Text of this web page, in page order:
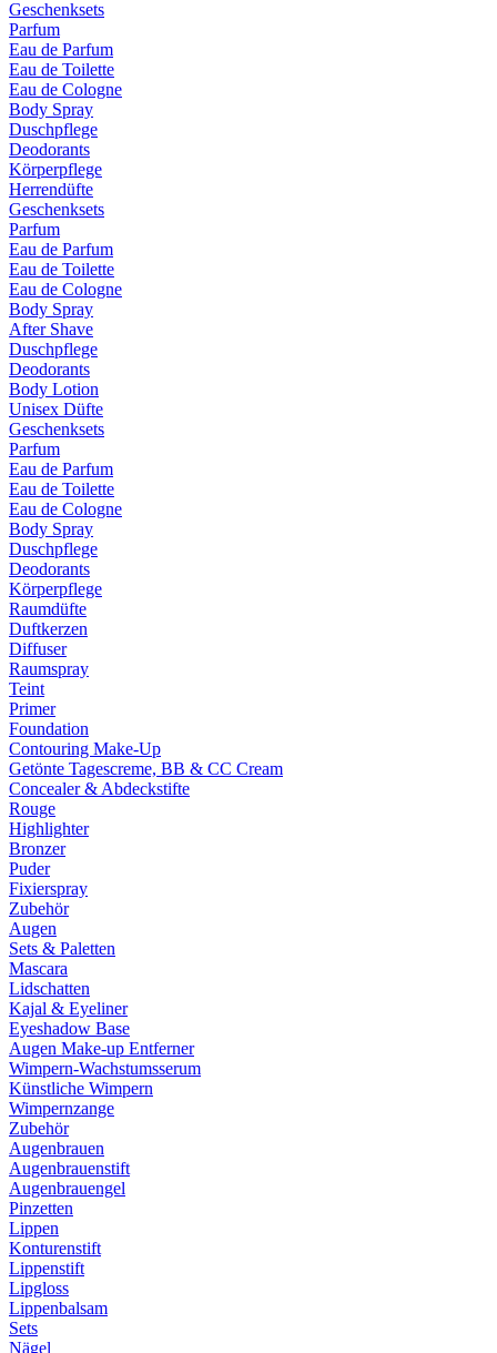
Geschenksets
Parfum
Eau de Parfum
Eau de Toilette
Eau de Cologne
Body Spray
Duschpflege
Deodorants
Körperpflege
Herrendüfte
Geschenksets
Parfum
Eau de Parfum
Eau de Toilette
Eau de Cologne
Body Spray
After Shave
Duschpflege
Deodorants
Body Lotion
Unisex Düfte
Geschenksets
Parfum
Eau de Parfum
Eau de Toilette
Eau de Cologne
Body Spray
Duschpflege
Deodorants
Körperpflege
Raumdüfte
Duftkerzen
Diffuser
Raumspray
Teint
Primer
Foundation
Contouring Make-Up
Getönte Tagescreme, BB & CC Cream
Concealer & Abdeckstifte
Rouge
Highlighter
Bronzer
Puder
Fixierspray
Zubehör
Augen
Sets & Paletten
Mascara
Lidschatten
Kajal & Eyeliner
Eyeshadow Base
Augen Make-up Entferner
Wimpern-Wachstumsserum
Künstliche Wimpern
Wimpernzange
Zubehör
Augenbrauen
Augenbrauenstift
Augenbrauengel
Pinzetten
Lippen
Konturenstift
Lippenstift
Lipgloss
Lippenbalsam
Sets
Nägel